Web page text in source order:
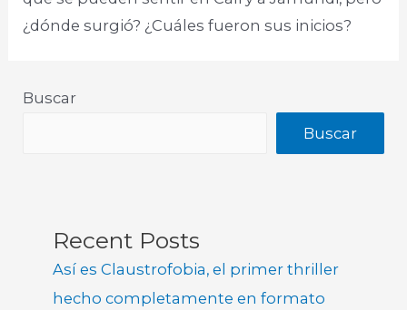
¿dónde surgió? ¿Cuáles fueron sus inicios?​
Buscar
Buscar
Recent Posts
Así es Claustrofobia, el primer thriller
hecho completamente en formato